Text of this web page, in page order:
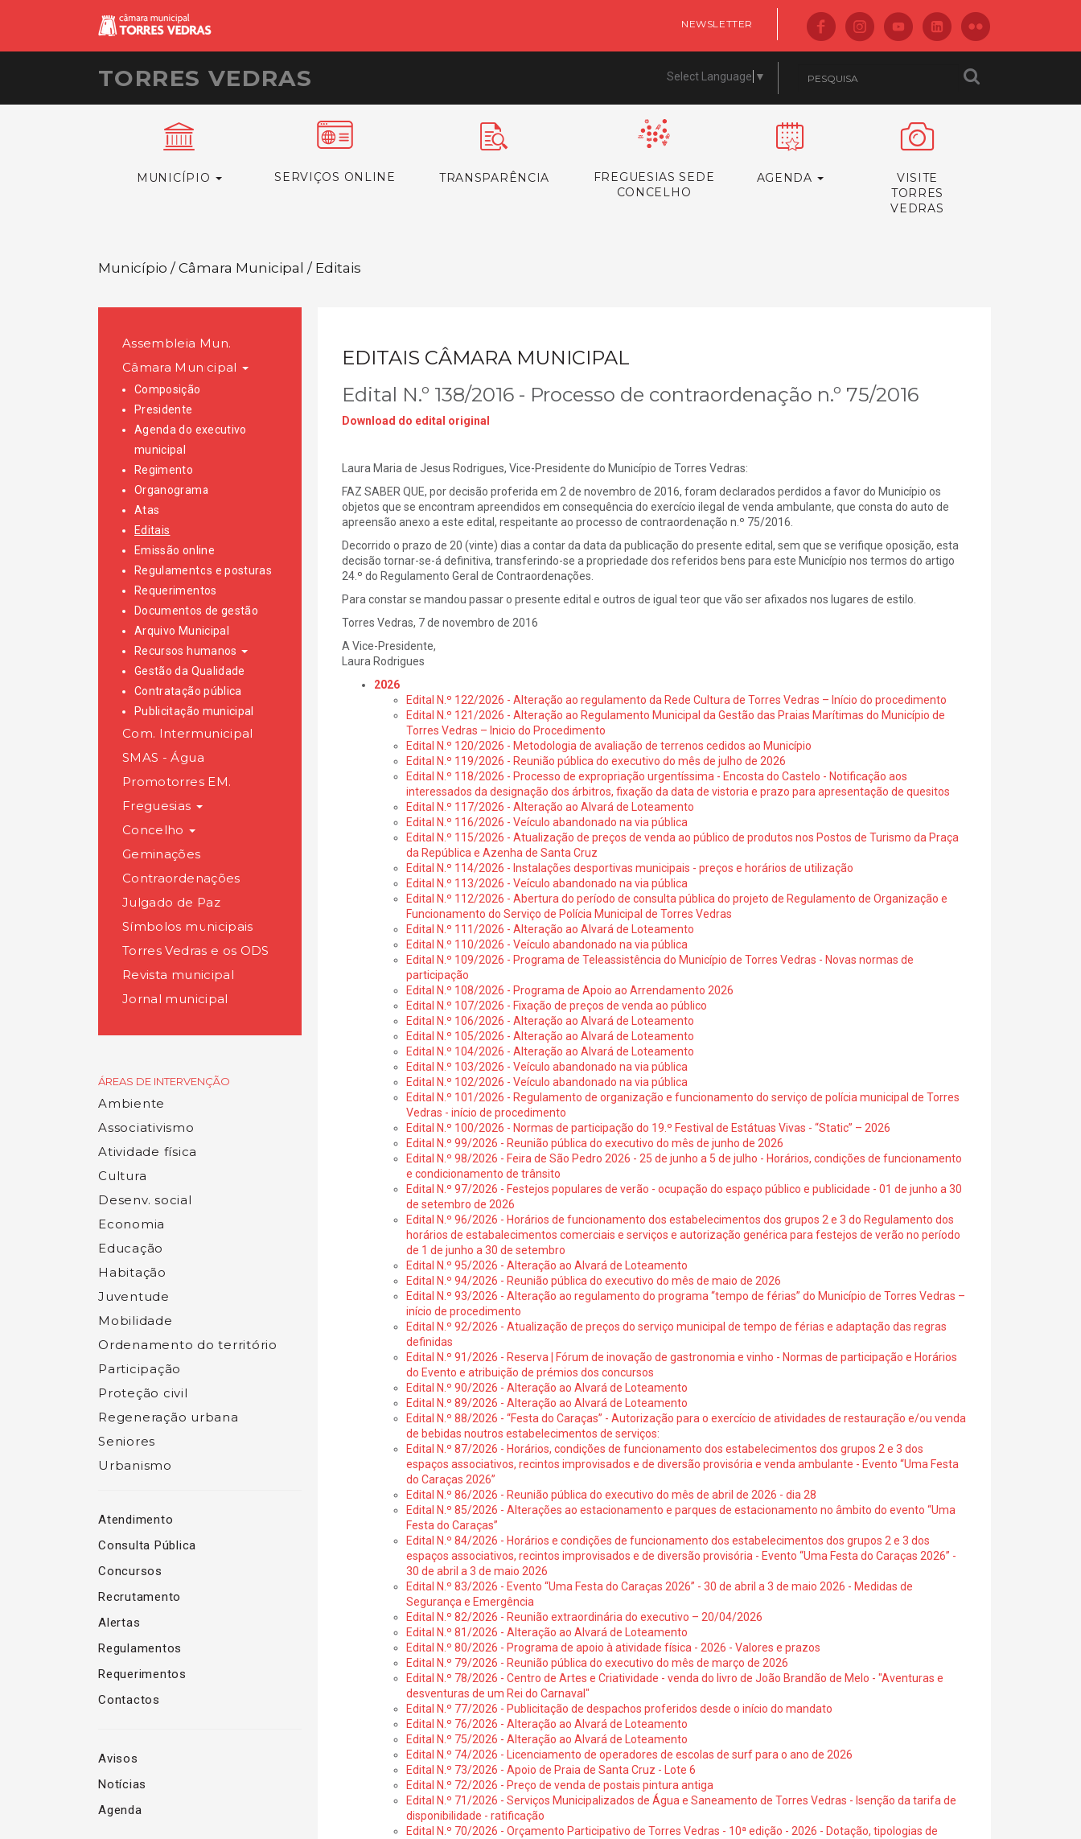
NEWSLETTER
TORRES VEDRAS Select Language ▼
MUNICÍPIO SERVIÇOS ONLINE TRANSPARÊNCIA
FREGUESIAS SEDE
CONCELHO
AGENDA
VISITE
TORRES
VEDRAS
Município / Câmara Municipal / Editais
Assembleia Mun.
Câmara Municipal
Composição
Presidente
Agenda do executivo
municipal
Regimento
Organograma
Atas
Editais
Emissão online
Regulamentos e posturas
Requerimentos
Documentos de gestão
Arquivo Municipal
Recursos humanos
Gestão da Qualidade
Contratação pública
Publicitação municipal
Com. Intermunicipal
SMAS - Água
Promotorres EM.
Freguesias
Concelho
Geminações
Contraordenações
Julgado de Paz
Símbolos municipais
Torres Vedras e os ODS
Revista municipal
Jornal municipal
ÁREAS DE INTERVENÇÃO
Ambiente
Associativismo
Atividade física
Cultura
Desenv. social
Economia
Educação
Habitação
Juventude
Mobilidade
Ordenamento do território
Participação
Proteção civil
Regeneração urbana
Seniores
Urbanismo
Atendimento
Consulta Pública
Concursos
Recrutamento
Alertas
Regulamentos
Requerimentos
Contactos
Avisos
Notícias
Agenda
EDITAIS CÂMARA MUNICIPAL
Edital N.º 138/2016 - Processo de contraordenação n.º 75/2016
Download do edital original
Laura Maria de Jesus Rodrigues, Vice-Presidente do Município de Torres Vedras:
FAZ SABER QUE, por decisão proferida em 2 de novembro de 2016, foram declarados perdidos a favor do Município os
objetos que se encontram apreendidos em consequência do exercício ilegal de venda ambulante, que consta do auto de
apreensão anexo a este edital, respeitante ao processo de contraordenação n.º 75/2016.
Decorrido o prazo de 20 (vinte) dias a contar da data da publicação do presente edital, sem que se verifique oposição, esta
decisão tornar-se-á definitiva, transferindo-se a propriedade dos referidos bens para este Município nos termos do artigo
24.º do Regulamento Geral de Contraordenações.
Para constar se mandou passar o presente edital e outros de igual teor que vão ser afixados nos lugares de estilo.
Torres Vedras, 7 de novembro de 2016
A Vice-Presidente,
Laura Rodrigues
2026
Edital N.º 122/2026 - Alteração ao regulamento da Rede Cultura de Torres Vedras – Início do procedimento
Edital N.º 121/2026 - Alteração ao Regulamento Municipal da Gestão das Praias Marítimas do Município de
Torres Vedras – Inicio do Procedimento
Edital N.º 120/2026 - Metodologia de avaliação de terrenos cedidos ao Município
Edital N.º 119/2026 - Reunião pública do executivo do mês de julho de 2026
Edital N.º 118/2026 - Processo de expropriação urgentíssima - Encosta do Castelo - Notificação aos
interessados da designação dos árbitros, fixação da data de vistoria e prazo para apresentação de quesitos
Edital N.º 117/2026 - Alteração ao Alvará de Loteamento
Edital N.º 116/2026 - Veículo abandonado na via pública
Edital N.º 115/2026 - Atualização de preços de venda ao público de produtos nos Postos de Turismo da Praça
da República e Azenha de Santa Cruz
Edital N.º 114/2026 - Instalações desportivas municipais - preços e horários de utilização
Edital N.º 113/2026 - Veículo abandonado na via pública
Edital N.º 112/2026 - Abertura do período de consulta pública do projeto de Regulamento de Organização e
Funcionamento do Serviço de Polícia Municipal de Torres Vedras
Edital N.º 111/2026 - Alteração ao Alvará de Loteamento
Edital N.º 110/2026 - Veículo abandonado na via pública
Edital N.º 109/2026 - Programa de Teleassistência do Município de Torres Vedras - Novas normas de
participação
Edital N.º 108/2026 - Programa de Apoio ao Arrendamento 2026
Edital N.º 107/2026 - Fixação de preços de venda ao público
Edital N.º 106/2026 - Alteração ao Alvará de Loteamento
Edital N.º 105/2026 - Alteração ao Alvará de Loteamento
Edital N.º 104/2026 - Alteração ao Alvará de Loteamento
Edital N.º 103/2026 - Veículo abandonado na via pública
Edital N.º 102/2026 - Veículo abandonado na via pública
Edital N.º 101/2026 - Regulamento de organização e funcionamento do serviço de polícia municipal de Torres
Vedras - início de procedimento
Edital N.º 100/2026 - Normas de participação do 19.º Festival de Estátuas Vivas - “Static” – 2026
Edital N.º 99/2026 - Reunião pública do executivo do mês de junho de 2026
Edital N.º 98/2026 - Feira de São Pedro 2026 - 25 de junho a 5 de julho - Horários, condições de funcionamento
e condicionamento de trânsito
Edital N.º 97/2026 - Festejos populares de verão - ocupação do espaço público e publicidade - 01 de junho a 30
de setembro de 2026
Edital N.º 96/2026 - Horários de funcionamento dos estabelecimentos dos grupos 2 e 3 do Regulamento dos
horários de estabalecimentos comerciais e serviços e autorização genérica para festejos de verão no período
de 1 de junho a 30 de setembro
Edital N.º 95/2026 - Alteração ao Alvará de Loteamento
Edital N.º 94/2026 - Reunião pública do executivo do mês de maio de 2026
Edital N.º 93/2026 - Alteração ao regulamento do programa “tempo de férias” do Município de Torres Vedras –
início de procedimento
Edital N.º 92/2026 - Atualização de preços do serviço municipal de tempo de férias e adaptação das regras
definidas
Edital N.º 91/2026 - Reserva | Fórum de inovação de gastronomia e vinho - Normas de participação e Horários
do Evento e atribuição de prémios dos concursos
Edital N.º 90/2026 - Alteração ao Alvará de Loteamento
Edital N.º 89/2026 - Alteração ao Alvará de Loteamento
Edital N.º 88/2026 - “Festa do Caraças” - Autorização para o exercício de atividades de restauração e/ou venda
de bebidas noutros estabelecimentos de serviços:
Edital N.º 87/2026 - Horários, condições de funcionamento dos estabelecimentos dos grupos 2 e 3 dos
espaços associativos, recintos improvisados e de diversão provisória e venda ambulante - Evento “Uma Festa
do Caraças 2026”
Edital N.º 86/2026 - Reunião pública do executivo do mês de abril de 2026 - dia 28
Edital N.º 85/2026 - Alterações ao estacionamento e parques de estacionamento no âmbito do evento “Uma
Festa do Caraças”
Edital N.º 84/2026 - Horários e condições de funcionamento dos estabelecimentos dos grupos 2 e 3 dos
espaços associativos, recintos improvisados e de diversão provisória - Evento “Uma Festa do Caraças 2026” -
30 de abril a 3 de maio 2026
Edital N.º 83/2026 - Evento “Uma Festa do Caraças 2026” - 30 de abril a 3 de maio 2026 - Medidas de
Segurança e Emergência
Edital N.º 82/2026 - Reunião extraordinária do executivo – 20/04/2026
Edital N.º 81/2026 - Alteração ao Alvará de Loteamento
Edital N.º 80/2026 - Programa de apoio à atividade física - 2026 - Valores e prazos
Edital N.º 79/2026 - Reunião pública do executivo do mês de março de 2026
Edital N.º 78/2026 - Centro de Artes e Criatividade - venda do livro de João Brandão de Melo - "Aventuras e
desventuras de um Rei do Carnaval"
Edital N.º 77/2026 - Publicitação de despachos proferidos desde o início do mandato
Edital N.º 76/2026 - Alteração ao Alvará de Loteamento
Edital N.º 75/2026 - Alteração ao Alvará de Loteamento
Edital N.º 74/2026 - Licenciamento de operadores de escolas de surf para o ano de 2026
Edital N.º 73/2026 - Apoio de Praia de Santa Cruz - Lote 6
Edital N.º 72/2026 - Preço de venda de postais pintura antiga
Edital N.º 71/2026 - Serviços Municipalizados de Água e Saneamento de Torres Vedras - Isenção da tarifa de
disponibilidade - ratificação
Edital N.º 70/2026 - Orçamento Participativo de Torres Vedras - 10ª edição - 2026 - Dotação, tipologias de